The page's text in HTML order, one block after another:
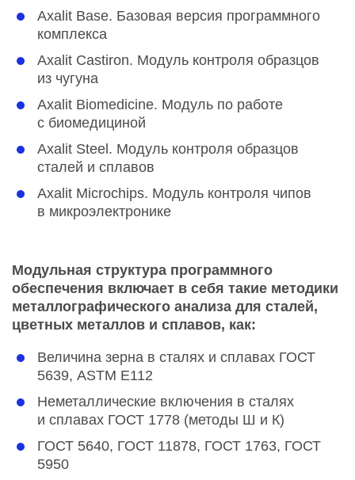
Axalit Base. Базовая версия программного
комплекса
Axalit Castiron. Модуль контроля образцов
из чугуна
Axalit Biomedicine. Модуль по работе
с биомедициной
Axalit Steel. Модуль контроля образцов
сталей и сплавов
Axalit Microchips. Модуль контроля чипов
в микроэлектронике
Модульная структура программного
обеспечения включает в себя такие методики
металлографического анализа для сталей,
цветных металлов и сплавов, как:
Величина зерна в сталях и сплавах ГОСТ
5639, ASTM E112
Неметаллические включения в сталях
и сплавах ГОСТ 1778 (методы Ш и К)
ГОСТ 5640, ГОСТ 11878, ГОСТ 1763, ГОСТ
5950